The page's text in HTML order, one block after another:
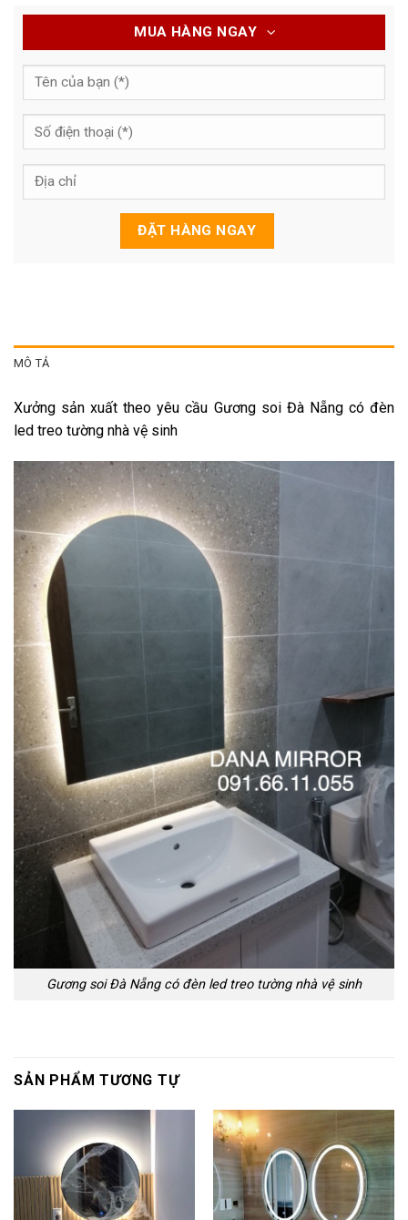
MUA HÀNG NGAY
MÔ TẢ
Xưởng sản xuất theo yêu cầu Gương soi Đà Nẵng có đèn
led treo tường nhà vệ sinh
Gương soi Đà Nẵng có đèn led treo tường nhà vệ sinh
SẢN PHẨM TƯƠNG TỰ